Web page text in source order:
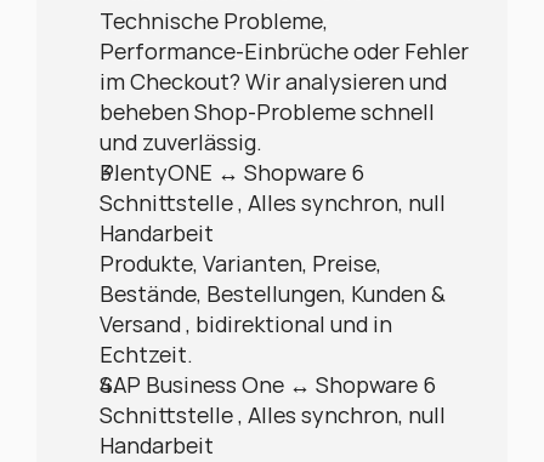
Technische Probleme,
Performance-Einbrüche oder Fehler
im Checkout? Wir analysieren und
beheben Shop-Probleme schnell
und zuverlässig.
PlentyONE ↔ Shopware 6
Schnittstelle , Alles synchron, null
Handarbeit
Produkte, Varianten, Preise,
Bestände, Bestellungen, Kunden &
Versand , bidirektional und in
Echtzeit.
SAP Business One ↔ Shopware 6
Schnittstelle , Alles synchron, null
Handarbeit